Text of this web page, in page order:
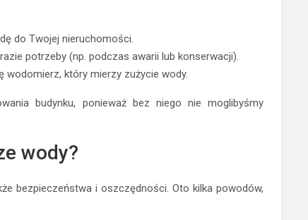
do Twojej nieruchomości.
potrzeby (np. podczas awarii lub konserwacji).
wodomierz, który mierzy zużycie wody.
budynku, ponieważ bez niego nie moglibyśmy
wody?
bezpieczeństwa i oszczędności. Oto kilka powodów,